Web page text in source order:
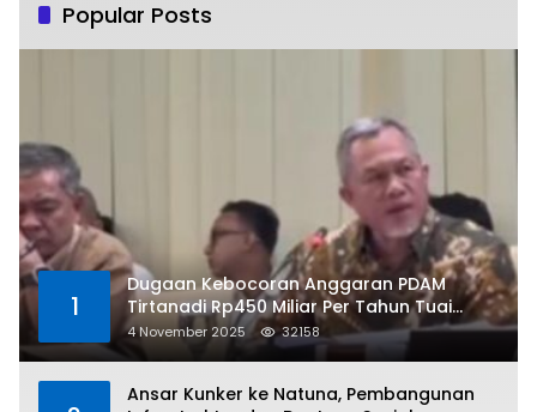
Popular Posts
1
Dugaan Kebocoran Anggaran PDAM
Tirtanadi Rp450 Miliar Per Tahun Tuai
Kritikan
4 November 2025 32158
Ansar Kunker ke Natuna, Pembangunan